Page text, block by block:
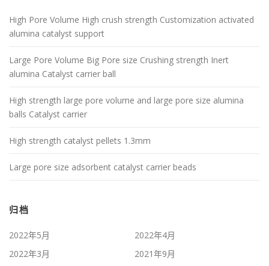
High Pore Volume High crush strength Customization activated
alumina catalyst support
Large Pore Volume Big Pore size Crushing strength Inert
alumina Catalyst carrier ball
High strength large pore volume and large pore size alumina
balls Catalyst carrier
High strength catalyst pellets 1.3mm
Large pore size adsorbent catalyst carrier beads
归档
2022年5月
2022年4月
2022年3月
2021年9月